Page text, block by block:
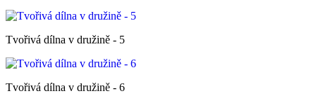
Tvořivá dílna v družině - 5
Tvořivá dílna v družině - 6